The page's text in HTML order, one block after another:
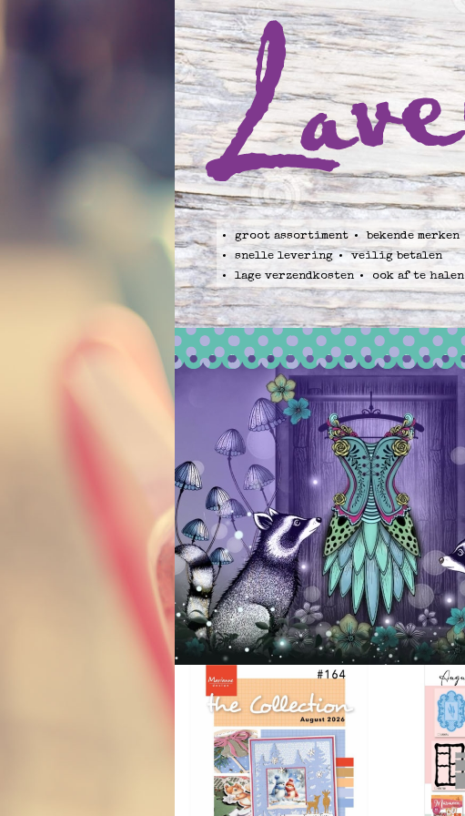
groot assortiment
bekende merken
snelle levering
veilig betalen
lage verzendkosten
ook af te halen